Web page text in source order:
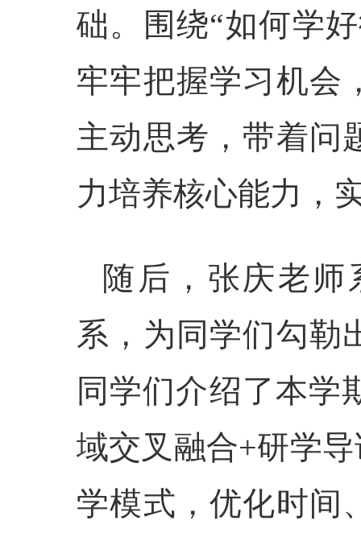
础。围绕“如何学
牢牢把握学习机会
主动思考，带着问
力培养核心能力，
随后，张庆老
系， 为 同学们勾勒
同学们介绍了本学
域交叉融合+研学
学模式，优化时间